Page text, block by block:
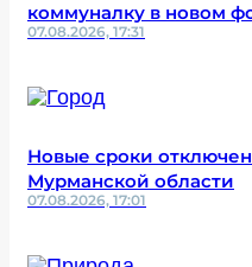
коммуналку в новом
07.08.2026, 17:31
Новые сроки
Мурманской области
07.08.2026, 17:01